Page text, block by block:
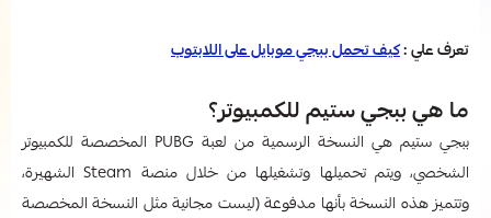
تعرف علي :كيف تحمل ببجي موبايل على اللابتوب​
ما هي ببجي ستيم للكمبيوتر؟
ببجي ستيم هي النسخة الرسمية من لعبة PUBG المخصصة للكمبيوتر
الشخصي، ويتم تحميلها وتشغيلها من خلال منصة Steam الشهيرة،
وتتميز هذه النسخة بأنها مدفوعة (ليست مجانية مثل النسخة المخصصة